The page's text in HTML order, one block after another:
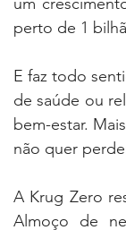
perto de 1
E faz todo
de saúde ou
bem-estar.
não quer
A Krug Zero
Almoço de